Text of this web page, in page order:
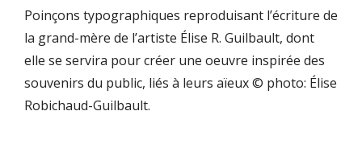
Poinçons typographiques reproduisant l’écriture de
la grand-mère de l’artiste Élise R. Guilbault, dont
elle se servira pour créer une oeuvre inspirée des
souvenirs du public, liés à leurs aïeux © photo: Élise
Robichaud-Guilbault.